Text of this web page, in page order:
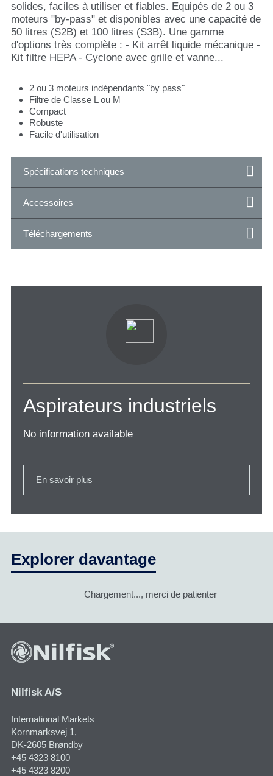
solides, faciles à utiliser et fiables. Equipés de 2 ou 3
moteurs "by-pass" et disponibles avec une capacité de
50 litres (S2B) et 100 litres (S3B). Une gamme
d'options très complète : - Kit arrêt liquide mécanique -
Kit filtre HEPA - Cyclone avec grille et vanne...
2 ou 3 moteurs indépendants "by pass"
Filtre de Classe L ou M
Compact
Robuste
Facile d'utilisation
Spécifications techniques
Accessoires
Téléchargements
Aspirateurs industriels
No information available
En savoir plus
Explorer davantage
Chargement..., merci de patienter
Nilfisk A/S
International Markets
Kornmarksvej 1​,
DK-2605 Brøndby
+45 4323 8100
+45 4323 8200